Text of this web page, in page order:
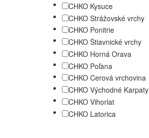
CHKO Kysuce
CHKO Strážovské vrchy
CHKO Ponitrie
CHKO Štiavnické vrchy
CHKO Horná Orava
CHKO Poľana
CHKO Cerová vrchovina
CHKO Východné Karpaty
CHKO Vihorlat
CHKO Latorica